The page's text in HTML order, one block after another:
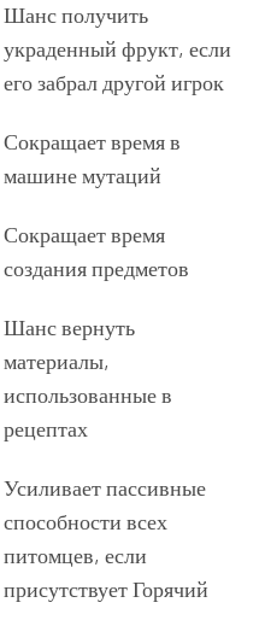
Шанс получить
украденный фрукт, если
его забрал другой игрок
Сокращает время в
машине мутаций
Сокращает время
создания предметов
Шанс вернуть
материалы,
использованные в
рецептах
Усиливает пассивные
способности всех
питомцев, если
присутствует Горячий